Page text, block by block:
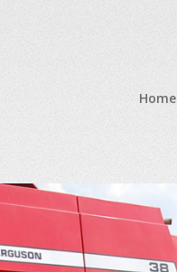
Home